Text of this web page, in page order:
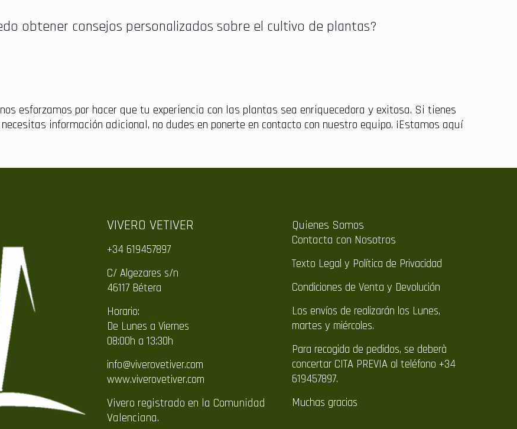
obtener consejos personalizados sobre el cultivo de plantas?
esforzamos por hacer que tu experiencia con las plantas sea enriquecedora y exitosa. Si tienes
información adicional, no dudes en ponerte en contacto con nuestro equipo. ¡Estamos aquí
VIVERO VETIVER
+34 619457897
C/ Algezares s/n
46117 Bétera
Horario:
De Lunes a Viernes
08:00h a 13:30h
info@viverovetiver.com
www.viverovetiver.com
Vivero registrado en la Comunidad
Valenciana.
Quienes Somos
Contacta con Nosotros
Texto Legal y Política de Privacidad
Condiciones de Venta y Devolución
Los envíos de realizarán los Lunes,
martes y miércoles.
Para recogida de pedidos, se deberà
concertar CITA PREVIA al teléfono +34
619457897.
Muchas gracias